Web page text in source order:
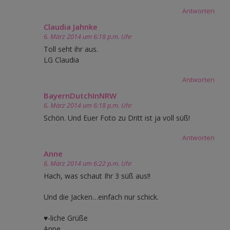
Antworten
Claudia Jahnke
6. März 2014 um 6:18 p.m. Uhr
Toll seht ihr aus.
LG Claudia
Antworten
BayernDutchInNRW
6. März 2014 um 6:18 p.m. Uhr
Schön. Und Euer Foto zu Dritt ist ja voll süß!
Antworten
Anne
6. März 2014 um 6:22 p.m. Uhr
Hach, was schaut Ihr 3 süß aus!!
Und die Jacken…einfach nur schick.
♥-liche Grüße